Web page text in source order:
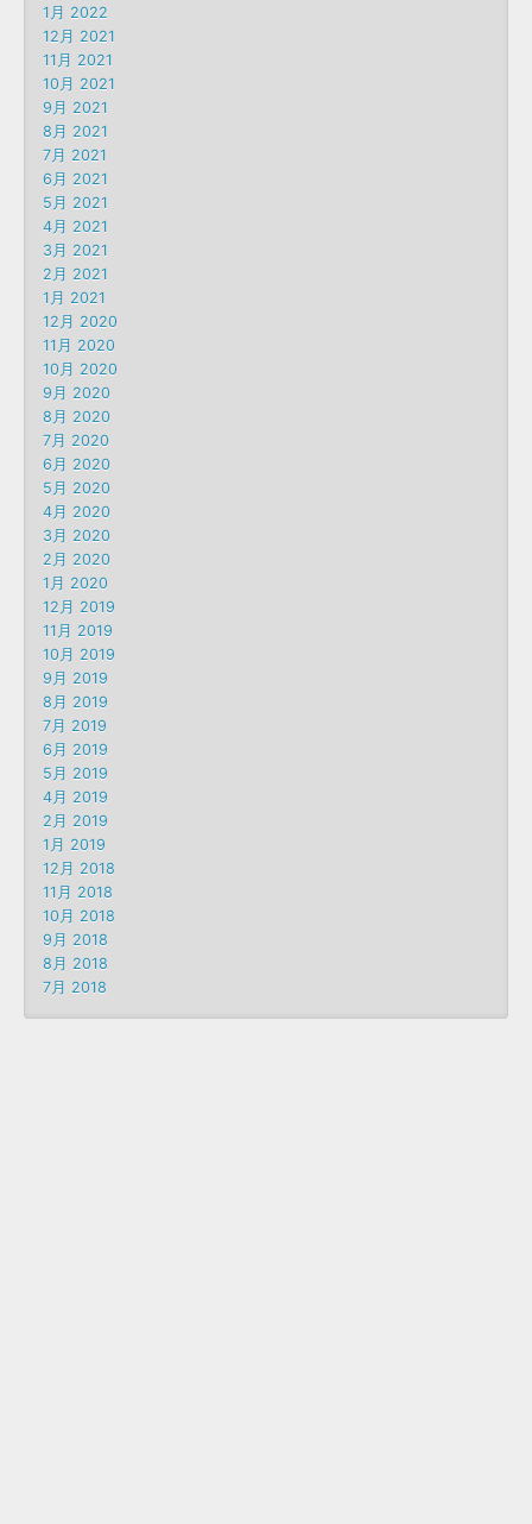
1月 2022
12月 2021
11月 2021
10月 2021
9月 2021
8月 2021
7月 2021
6月 2021
5月 2021
4月 2021
3月 2021
2月 2021
1月 2021
12月 2020
11月 2020
10月 2020
9月 2020
8月 2020
7月 2020
6月 2020
5月 2020
4月 2020
3月 2020
2月 2020
1月 2020
12月 2019
11月 2019
10月 2019
9月 2019
8月 2019
7月 2019
6月 2019
5月 2019
4月 2019
2月 2019
1月 2019
12月 2018
11月 2018
10月 2018
9月 2018
8月 2018
7月 2018